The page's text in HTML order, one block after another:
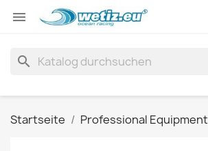

search
Startseite Professional Equipment